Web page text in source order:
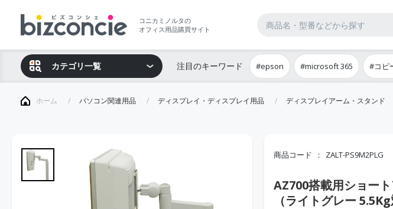
コニカミノルタの
オフィス用品購買サイト
カテゴリ一覧 注目のキーワード #epson #microsoft 365 #コピ
ホーム パソコン関連用品 ディスプレイ・ディスプレイ用品 ディスプレイアーム・スタンド
商品コード ZALT-PS9M2PLG
AZ700搭載用ショー
（ライトグレー 5.5Kg